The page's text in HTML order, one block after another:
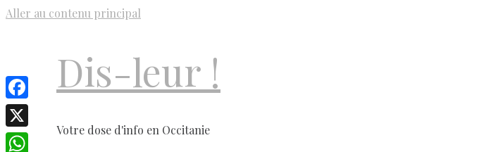
Aller au contenu principal
Dis-leur !
Votre dose d'info en Occitanie
Facebook
X